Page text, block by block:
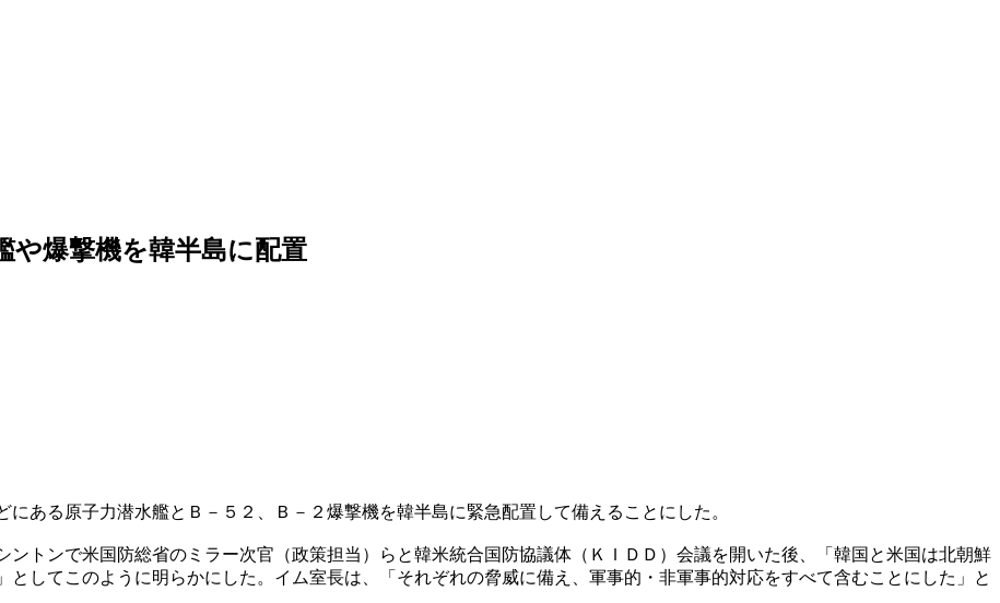
爆撃機を韓半島に配置
ある原子力潜水艦とＢ－５２、Ｂ－２爆撃機を韓半島に緊急配置して備えることにした。
トンで米国防総省のミラー次官（政策担当）らと韓米統合国防協議体（ＫＩＤＤ）会議を開いた後、「韓国と米国は北朝鮮
してこのように明らかにした。イム室長は、「それぞれの脅威に備え、軍事的・非軍事的対応をすべて含むことにした」と